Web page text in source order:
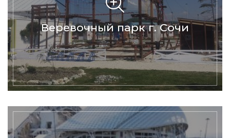
Веревочный парк г. Сочи